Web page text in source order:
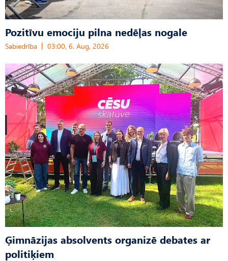
Pozitīvu emociju pilna nedēļas nogale
Sabiedrība 03:00, 6. Aug, 2026
Ģimnāzijas absolvents organizē debates ar
politiķiem